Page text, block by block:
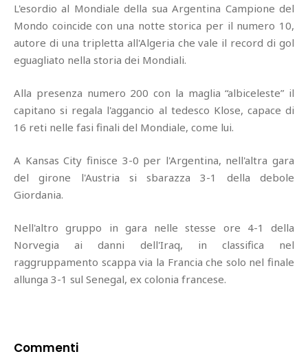
L'esordio al Mondiale della sua Argentina Campione del
Mondo coincide con una notte storica per il numero 10,
autore di una tripletta all'Algeria che vale il record di gol
eguagliato nella storia dei Mondiali.
Alla presenza numero 200 con la maglia “albiceleste” il
capitano si regala l'aggancio al tedesco Klose, capace di
16 reti nelle fasi finali del Mondiale, come lui.
A Kansas City finisce 3-0 per l'Argentina, nell'altra gara
del girone l'Austria si sbarazza 3-1 della debole
Giordania.
Nell'altro gruppo in gara nelle stesse ore 4-1 della
Norvegia ai danni dell'Iraq, in classifica nel
raggruppamento scappa via la Francia che solo nel finale
allunga 3-1 sul Senegal, ex colonia francese.
Commenti